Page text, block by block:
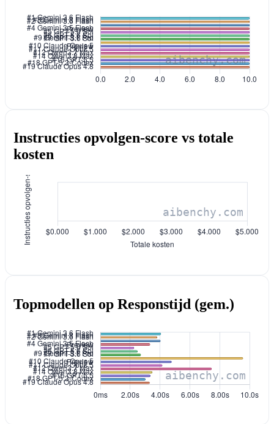
Instructies opvolgen-score vs totale
kosten
Topmodellen op Responstijd (gem.)